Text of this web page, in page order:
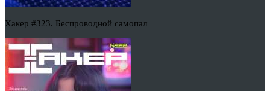
Хакер #323. Беспроводной самопал